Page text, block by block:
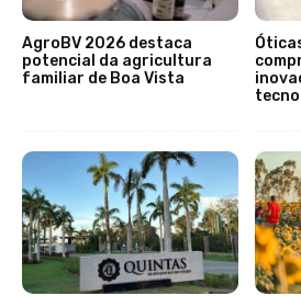
AgroBV 2026 destaca
potencial da agricultura
familiar de Boa Vista